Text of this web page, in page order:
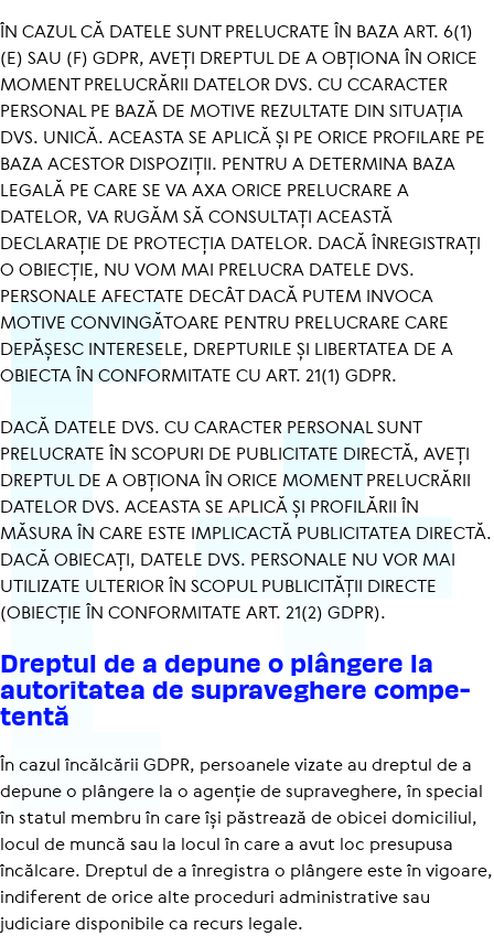
ÎN CAZUL CĂ DATELE SUNT PRELUCRATE ÎN BAZA ART. 6(1)
(E) SAU (F) GDPR, AVEȚI DREPTUL DE A OBȚIONA ÎN ORICE
MOMENT PRELUCRĂRII DATELOR DVS. CU CCARACTER
PERSONAL PE BAZĂ DE MOTIVE REZULTATE DIN SITUAȚIA
DVS. UNICĂ. ACEASTA SE APLICĂ ȘI PE ORICE PROFILARE PE
BAZA ACESTOR DISPOZIȚII. PENTRU A DETERMINA BAZA
LEGALĂ PE CARE SE VA AXA ORICE PRELUCRARE A
DATELOR, VA RUGĂM SĂ CONSULTAȚI ACEASTĂ
DECLARAȚIE DE PROTECȚIA DATELOR. DACĂ ÎNREGISTRAȚI
O OBIECȚIE, NU VOM MAI PRELUCRA DATELE DVS.
PERSONALE AFECTATE DECÂT DACĂ PUTEM INVOCA
MOTIVE CONVINGĂTOARE PENTRU PRELUCRARE CARE
DEPĂȘESC INTERESELE, DREPTURILE ȘI LIBERTATEA DE A
OBIECTA ÎN CONFORMITATE CU ART. 21(1) GDPR.
DACĂ DATELE DVS. CU CARACTER PERSONAL SUNT
PRELUCRATE ÎN SCOPURI DE PUBLICITATE DIRECTĂ, AVEȚI
DREPTUL DE A OBȚIONA ÎN ORICE MOMENT PRELUCRĂRII
DATELOR DVS. ACEASTA SE APLICĂ ȘI PROFILĂRII ÎN
MĂSURA ÎN CARE ESTE IMPLICACTĂ PUBLICITATEA DIRECTĂ.
DACĂ OBIECAȚI, DATELE DVS. PERSONALE NU VOR MAI
UTILIZATE ULTERIOR ÎN SCOPUL PUBLICITĂȚII DIRECTE
(OBIECȚIE ÎN CONFORMITATE ART. 21(2) GDPR).
Dreptul de a depune o plângere la
auto­ri­tatea de supra­ve­ghere compe­
tentă
În cazul încălcării GDPR, persoanele vizate au dreptul de a
depune o plângere la o agenție de supraveghere, în special
în statul membru în care își păstrează de obicei domiciliul,
locul de muncă sau la locul în care a avut loc presupusa
încălcare. Dreptul de a înregistra o plângere este în vigoare,
indiferent de orice alte proceduri administrative sau
judiciare disponibile ca recurs legale.